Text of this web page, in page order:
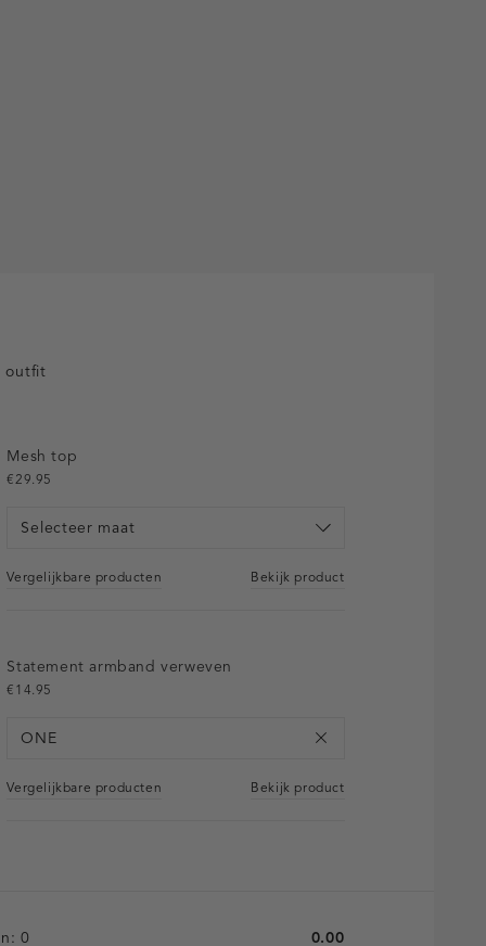
outfit
Mesh top
€29.95
Selecteer maat
Vergelijkbare producten Bekijk product
Statement armband verweven
€14.95
ONE
Vergelijkbare producten Bekijk product
0 0.00